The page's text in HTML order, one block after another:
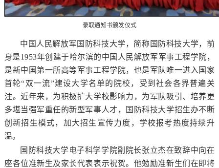
录取通知书颁发仪式
中国人民解放军国防科技大学，简称国防科技大学，前
身是1953年创建于哈尔滨的中国人民解放军军事工程学院，
是新中国第一所高等军事工程学院，也是军队唯一进入国家
首轮“双一流”建设大学名单的院校，受到社会各界普遍关
注。近年来，为积极扩大学校影响力，为军队吸引、培养更
多堪当强军重任的新型军事人才，国防科技大学招生办不断
创新招生模式，加大招生宣传力度，学校报考热度持续升
温。
国防科技大学电子科学学院副院长张立杰在致辞中向在
座各位准新生及家长代表表示祝贺。他勉励准新生们在即将